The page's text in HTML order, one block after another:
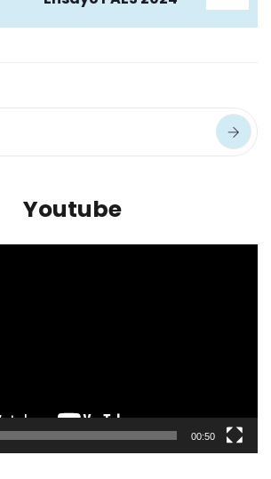
Youtube
00:50